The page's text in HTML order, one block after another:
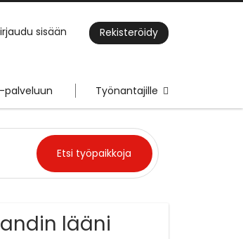
sisään Rekisteröidy
palveluun Työnantajille
lääni